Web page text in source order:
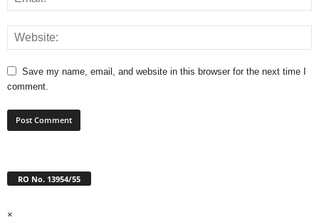
Save my name, email, and website in this browser for the next time I
comment.
RO No. 13954/55
×